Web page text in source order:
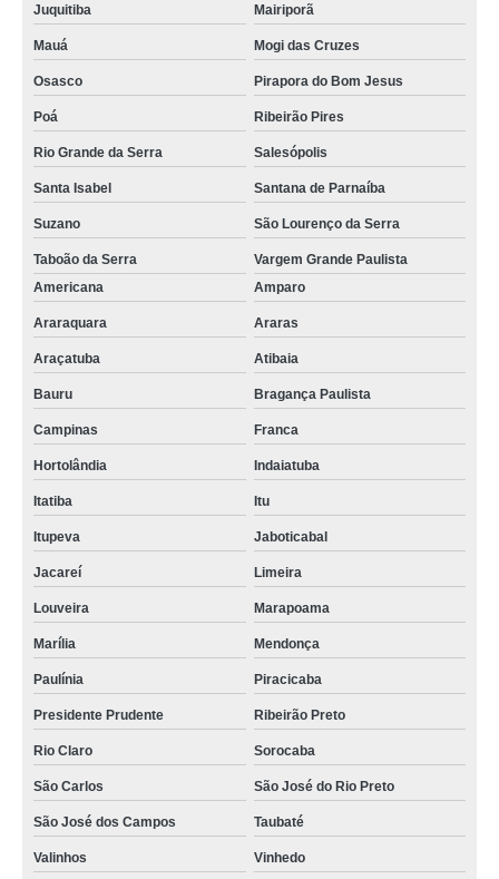
Juquitiba Mairiporã
Mauá Mogi das Cruzes
Osasco Pirapora do Bom Jesus
Poá Ribeirão Pires
Rio Grande da Serra Salesópolis
Santa Isabel Santana de Parnaíba
Suzano São Lourenço da Serra
Taboão da Serra
Vargem Grande Paulista
Americana
Amparo
Araraquara Araras
Araçatuba Atibaia
Bauru Bragança Paulista
Campinas Franca
Hortolândia Indaiatuba
Itatiba Itu
Itupeva Jaboticabal
Jacareí Limeira
Louveira Marapoama
Marília Mendonça
Paulínia Piracicaba
Presidente Prudente Ribeirão Preto
Rio Claro Sorocaba
São Carlos São José do Rio Preto
São José dos Campos Taubaté
Valinhos Vinhedo